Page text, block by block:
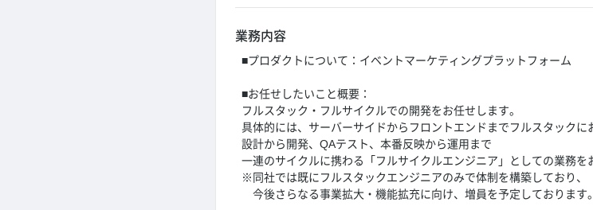
業務内容
■プロダクトについて：イベントマーケティングプラットフォーム
■お任せしたいこと概要：
フルスタック・フルサイクルでの開発をお任せします。
具体的には、サーバーサイドからフロントエンドまでフルスタックに
設計から開発、QAテスト、本番反映から運用まで
一連のサイクルに携わる「フルサイクルエンジニア」としての業務を
※同社では既にフルスタックエンジニアのみで体制を構築しており、
今後さらなる事業拡大・機能拡充に向け、増員を予定しております。